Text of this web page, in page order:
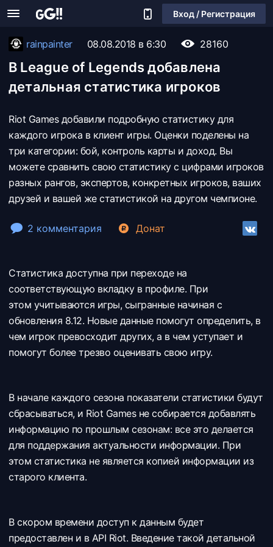
Вход / Регистрация
rainpainter 08.08.2018 в 6:30 28160
В League of Legends добавлена
детальная статистика игроков
Riot Games добавили подробную статистику для
каждого игрока в клиент игры. Оценки поделены на
три категории: бой, контроль карты и доход. Вы
можете сравнить свою статистику с цифрами игроков
разных рангов, экспертов, конкретных игроков, ваших
друзей и вашей же статистикой на другом чемпионе.
2 комментария Донат
Статистика доступна при переходе на
соответствующую вкладку в профиле. При
этом учитываются игры, сыгранные начиная с
обновления 8.12. Новые данные помогут определить, в
чем игрок превосходит других, а в чем уступает и
помогут более трезво оценивать свою игру.
В начале каждого сезона показатели статистики будут
сбрасываться, и Riot Games не собирается добавлять
информацию по прошлым сезонам: все это делается
для поддержания актуальности информации. При
этом статистика не является копией информации из
старого клиента.
В скором времени доступ к данным будет
предоставлен и в API Riot. Введение такой детальной